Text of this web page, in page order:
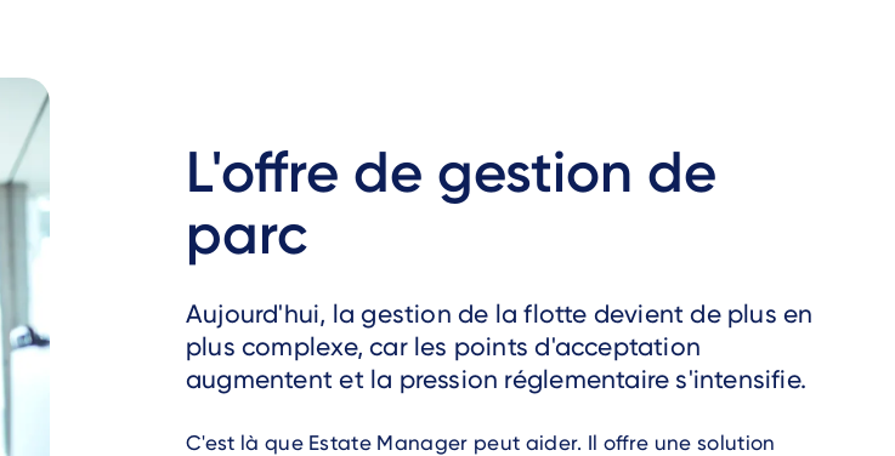
L'offre de gestion de
parc
Aujourd'hui, la gestion de la flotte devient de plus en
plus complexe, car les points d'acceptation
augmentent et la pression réglementaire s'intensifie.
C'est là que Estate Manager peut aider. Il offre une solution